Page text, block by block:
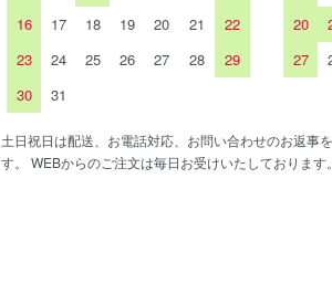
16
17 18 19 20 21
22
23
24 25 26 27 28
29
30
31
20
27
土日祝日は配送、お電話対応、お問い合わせのお返事
す。 WEBからのご注文は毎日お受けいたしております。